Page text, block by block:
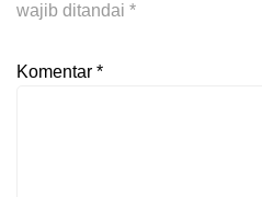
wajib ditandai *
Komentar *